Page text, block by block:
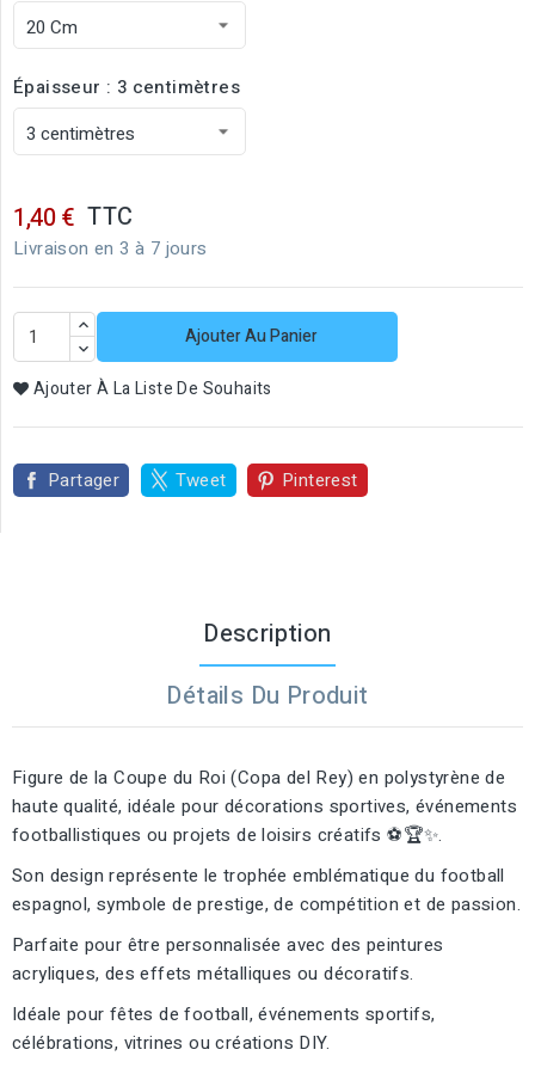
Épaisseur : 3 centimètres
1,40 € TTC
Livraison en 3 à 7 jours
Ajouter Au Panier
Ajouter À La Liste De Souhaits
Partager Tweet Pinterest
Description
Détails Du Produit
Figure de la Coupe du Roi (Copa del Rey) en polystyrène de
haute qualité, idéale pour décorations sportives, événements
footballistiques ou projets de loisirs créatifs ⚽🏆✨.
Son design représente le trophée emblématique du football
espagnol, symbole de prestige, de compétition et de passion.
Parfaite pour être personnalisée avec des peintures
acryliques, des effets métalliques ou décoratifs.
Idéale pour fêtes de football, événements sportifs,
célébrations, vitrines ou créations DIY.